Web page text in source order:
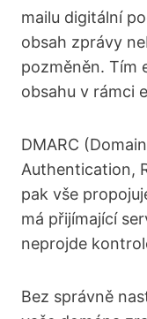
mailu digitální
obsah zprávy
pozměněn. Tím
obsahu v rámci
DMARC
Authentication,
pak vše
má přijímající
neprojde
Bez správně